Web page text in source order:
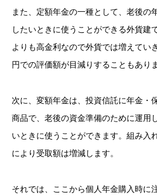
また、定額年金の一種として、老後の
したいときに使うことができる外貨建
よりも高金利なので外貨では増えてい
円での評価額が目減りすることもあり
次に、変額年金は、投資信託に年金・
商品で、老後の資金準備のために運用
いときに使うことができます。組み入
により受取額は増減します。
それでは、ここから個人年金購入時に